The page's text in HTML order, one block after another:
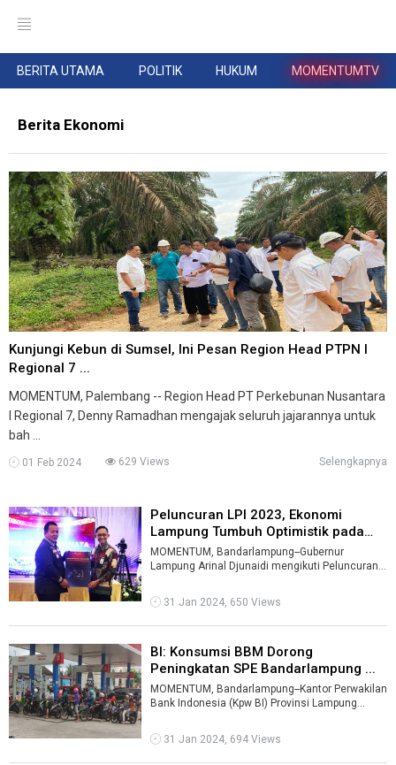
BERITA UTAMA POLITIK HUKUM MOMENTUMTV
Berita Ekonomi
Kunjungi Kebun di Sumsel, Ini Pesan Region Head PTPN I
Regional 7 ...
MOMENTUM, Palembang -- Region Head PT Perkebunan Nusantara
I Regional 7, Denny Ramadhan mengajak seluruh jajarannya untuk
bah ...
01 Feb 2024 629 Views Selengkapnya
Peluncuran LPI 2023, Ekonomi
Lampung Tumbuh Optimistik pada
2024 ...
MOMENTUM, Bandarlampung--Gubernur
Lampung Arinal Djunaidi mengikuti Peluncuran
digel ...
31 Jan 2024, 650 Views
BI: Konsumsi BBM Dorong
Peningkatan SPE Bandarlampung ...
MOMENTUM, Bandarlampung--Kantor Perwakilan
Bank Indonesia (Kpw BI) Provinsi Lampung
31 Jan 2024, 694 Views